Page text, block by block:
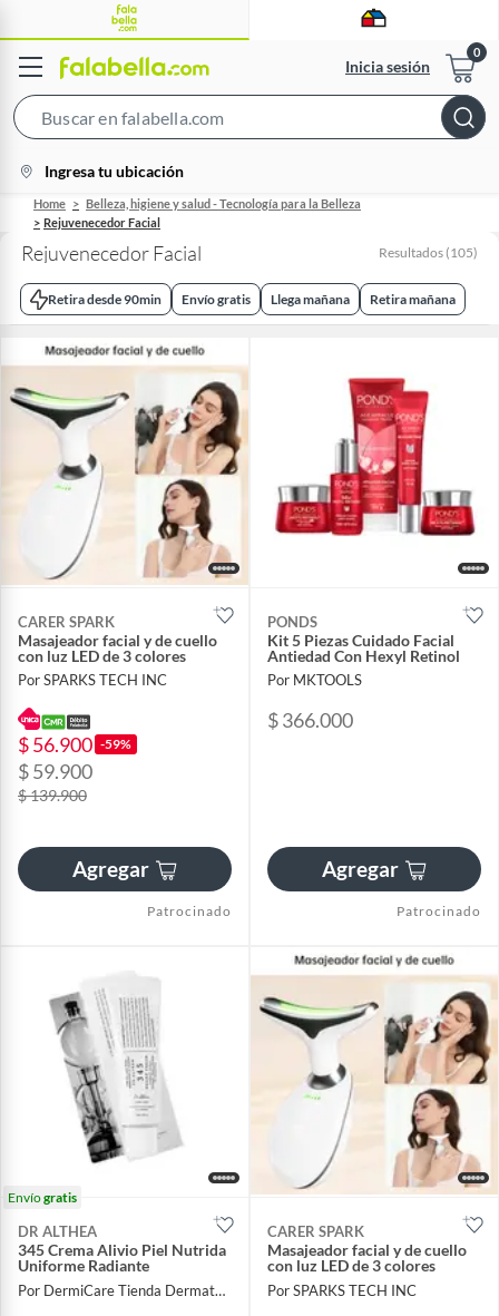
Inicia sesión
Bar
location-
icon
Ingresa tu ubicación
Home
Belleza, higiene y salud - Tecnología para la Belleza
Rejuvenecedor Facial
Rejuvenecedor Facial Resultados (105)
Retira desde 90min Envío gratis Llega mañana Retira mañana
CARER SPARK
Masajeador facial y de cuello
con luz LED de 3 colores
Por SPARKS TECH INC
$ 56.900 -59%
$ 59.900
$ 139.900
Agregar
Patrocinado
PONDS
Kit 5 Piezas Cuidado Facial
Antiedad Con Hexyl Retinol
Por MKTOOLS
$ 366.000
Agregar
Patrocinado
Envíogratis
DR ALTHEA
345 Crema Alivio Piel Nutrida
Uniforme Radiante
Por DermiCare Tienda Dermatologica
CARER SPARK
Masajeador facial y de cuello
con luz LED de 3 colores
Por SPARKS TECH INC